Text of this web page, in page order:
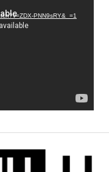
PNN9sRY&_=1